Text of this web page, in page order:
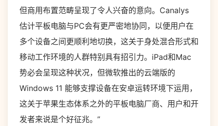
但商用布置范畴呈现了令人兴奋的意向。Canalys
估计平板电脑与PC会有更严密地协同，以便用户在
多个设备之间更顺利地切换，这关于身处混合形式和
移动工作环境的人群特别具有招引力。iPad和Mac
势必会呈现这种状况，但微软推出的云端版的
Windows 11 能够支撑设备在安卓运转环境下运用，
这关于苹果生态体系之外的平板电脑厂商、用户和开
发者来说是个好征兆。”